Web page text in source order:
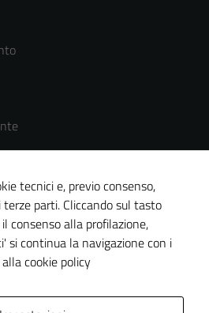
sito
tecnici e, previo consenso,
parti. Cliccando sul tasto
consenso alla profilazione,
si continua la navigazione con i
cookie policy